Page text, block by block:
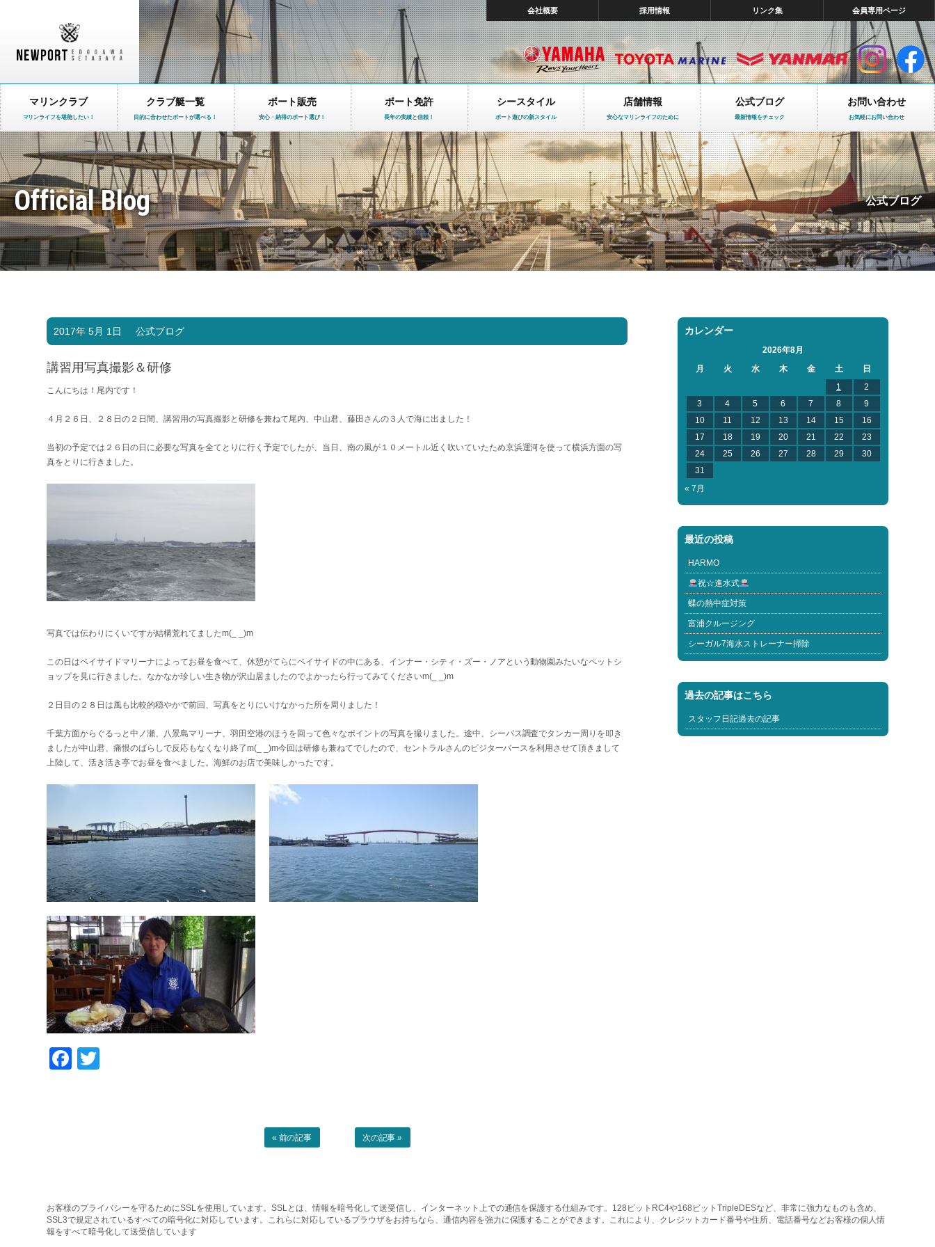
会社概要 採用情報 リンク集 会員専用ページ
マリンクラブ
マリンライフを堪能したい！
クラブ艇一覧
目的に合わせたボートが選べる！
ボート販売
安心・納得のボート選び！
ボート免許
長年の実績と信頼！
シースタイル
ボート遊びの新スタイル
店舗情報
安心なマリンライフのために
公式ブログ
最新情報をチェック
お問い合わせ
お気軽にお問い合わせ
Official Blog 公式ブログ
2017年 5月 1日 公式ブログ
講習用写真撮影＆研修
こんにちは！尾内です！
４月２６日、２８日の２日間、講習用の写真撮影と研修を兼ねて尾内、中山君、藤田さんの３人で海に出ました！
当初の予定では２６日の日に必要な写真を全てとりに行く予定でしたが、当日、南の風が１０メートル近く吹いていたため京浜運河を使って横浜方面の写
真をとりに行きました。
写真では伝わりにくいですが結構荒れてましたm(_ _)m
この日はベイサイドマリーナによってお昼を食べて、休憩がてらにベイサイドの中にある、インナー・シティ・ズー・ノアという動物園みたいなペットシ
ョップを見に行きました。なかなか珍しい生き物が沢山居ましたのでよかったら行ってみてくださいm(_ _)m
２日目の２８日は風も比較的穏やかで前回、写真をとりにいけなかった所を周りました！
千葉方面からぐるっと中ノ瀬、八景島マリーナ、羽田空港のほうを回って色々なポイントの写真を撮りました。途中、シーバス調査でタンカー周りを叩き
ましたが中山君、痛恨のばらしで反応もなくなり終了m(_ _)m今回は研修も兼ねてでしたので、セントラルさんのビジターバースを利用させて頂きまして
上陸して、活き活き亭でお昼を食べました。海鮮のお店で美味しかったです。
Facebook
« 前の記事 次の記事 »
カレンダー
2026年8月
月
火 水 木 金 土
日
1
2
3
4 5 6 7 8
9
10
11 12 13 14 15
16
17
18 19 20 21 22
23
24
25 26 27 28 29
30
31
« 7月
最近の投稿
HARMO
祝☆進水式
蝶の熱中症対策
富浦クルージング
シーガル7海水ストレーナー掃除
過去の記事はこちら
スタッフ日記過去の記事
お客様のプライバシーを守るためにSSLを使用しています。SSLとは、情報を暗号化して送受信し、インターネット上での通信を保護する仕組みです。128ビットRC4や168ビットTripleDESなど、非常に強力なものも含め、
SSL3で規定されているすべての暗号化に対応しています。これらに対応しているブラウザをお持ちなら、通信内容を強力に保護することができます。これにより、クレジットカード番号や住所、電話番号などお客様の個人情
報をすべて暗号化して送受信しています